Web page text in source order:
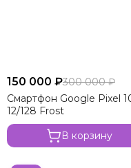
150 000 ₽300 000 ₽
Смартфон Google Pixel
12/128 Frost
В корзину